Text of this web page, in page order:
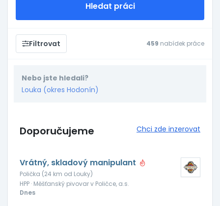
Hledat práci
Filtrovat 459 nabídek práce
Nebo jste hledali?
Louka (okres Hodonín)
Doporučujeme Chci zde inzerovat
Vrátný, skladový manipulant
Polička (24 km od Louky)
HPP · Měšťanský pivovar v Poličce, a.s.
Dnes